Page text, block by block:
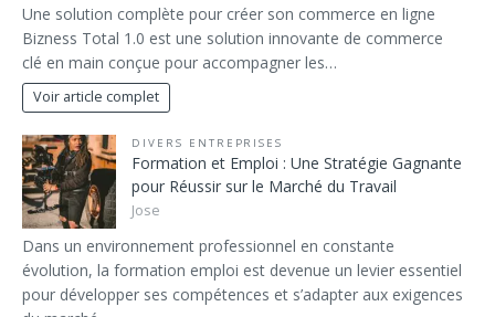
Une solution complète pour créer son commerce en ligne
Bizness Total 1.0 est une solution innovante de commerce
clé en main conçue pour accompagner les…
Voir article complet
DIVERS ENTREPRISES
Formation et Emploi : Une Stratégie Gagnante
pour Réussir sur le Marché du Travail
Jose
Dans un environnement professionnel en constante
évolution, la formation emploi est devenue un levier essentiel
pour développer ses compétences et s’adapter aux exigences